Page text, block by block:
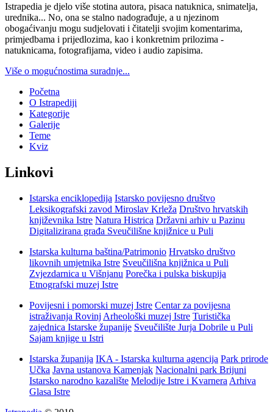
Istrapedia je djelo više stotina autora, pisaca natuknica, snimatelja,
urednika... No, ona se stalno nadograđuje, a u njezinom
obogaćivanju mogu sudjelovati i čitatelji svojim komentarima,
primjedbama i prijedlozima, kao i konkretnim prilozima -
natuknicama, fotografijama, video i audio zapisima.
Više o mogućnostima suradnje...
Početna
O Istrapediji
Kategorije
Galerije
Teme
Kviz
Linkovi
Istarska enciklopedija Istarsko povijesno društvo
Leksikografski zavod Miroslav Krleža Društvo hrvatskih
književnika Istre Natura Histrica Državni arhiv u Pazinu
Digitalizirana građa Sveučilišne knjižnice u Puli
Istarska kulturna baština/Patrimonio Hrvatsko društvo
likovnih umjetnika Istre Sveučilišna knjižnica u Puli
Zvjezdarnica u Višnjanu Porečka i pulska biskupija
Etnografski muzej Istre
Povijesni i pomorski muzej Istre Centar za povijesna
istraživanja Rovinj Arheološki muzej Istre Turistička
zajednica Istarske županije Sveučilište Jurja Dobrile u Puli
Sajam knjige u Istri
Istarska županija IKA - Istarska kulturna agencija Park prirode
Učka Javna ustanova Kamenjak Nacionalni park Brijuni
Istarsko narodno kazalište Melodije Istre i Kvarnera Arhiva
Glasa Istre